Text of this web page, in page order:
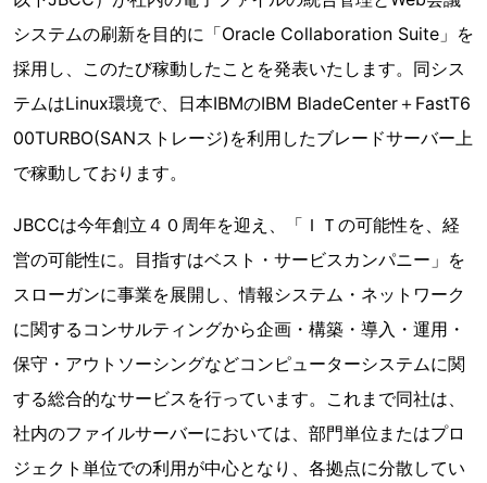
システムの刷新を目的に「Oracle Collaboration Suite」を
採用し、このたび稼動したことを発表いたします。同シス
テムはLinux環境で、日本IBMのIBM BladeCenter＋FastT6
00TURBO(SANストレージ)を利用したブレードサーバー上
で稼動しております。
JBCCは今年創立４０周年を迎え、「ＩＴの可能性を、経
営の可能性に。目指すはベスト・サービスカンパニー」を
スローガンに事業を展開し、情報システム・ネットワーク
に関するコンサルティングから企画・構築・導入・運用・
保守・アウトソーシングなどコンピューターシステムに関
する総合的なサービスを行っています。これまで同社は、
社内のファイルサーバーにおいては、部門単位またはプロ
ジェクト単位での利用が中心となり、各拠点に分散してい